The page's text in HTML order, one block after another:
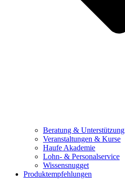
Beratung & Unterstützung
Veranstaltungen & Kurse
Haufe Akademie
Lohn- & Personalservice
Wissensnugget
Produktempfehlungen